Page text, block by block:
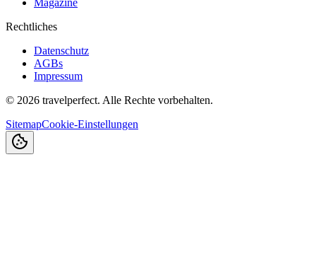
Rechtliches
Datenschutz
AGBs
Impressum
© 2026 travelperfect. Alle Rechte vorbehalten.
SitemapCookie-Einstellungen